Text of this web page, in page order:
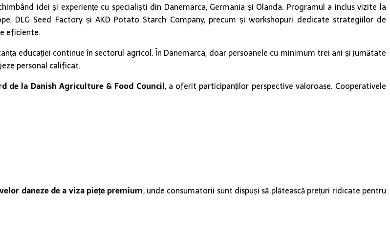
idei și experiențe cu specialiști din Danemarca, Germania și Olanda. Programul a inclus vizite la
DLG Seed Factory și AKD Potato Starch Company, precum și workshopuri dedicate strategiilor de
eficiente.
educației continue în sectorul agricol. În Danemarca, doar persoanele cu minimum trei ani și jumătate
personal calificat.
de la Danish Agriculture & Food Council, a oferit participanților perspective valoroase. Cooperativele
daneze de a viza piețe premium, unde consumatorii sunt dispuși să plătească prețuri ridicate pentru